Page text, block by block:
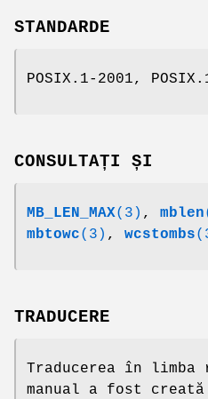
STANDARDE
POSIX.1-2001,
CONSULTAȚI ȘI
MB_LEN_MAX(3) , mblen
mbtowc(3) , wcstombs
TRADUCERE
Traducerea în limba
manual a fost creată